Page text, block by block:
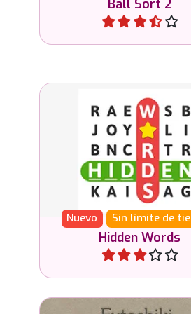
Ball Sort 2
Jugar
Nuevo Sin límite de
Hidden Words
Encuentra las palabras
en esta sopa de
Jugar